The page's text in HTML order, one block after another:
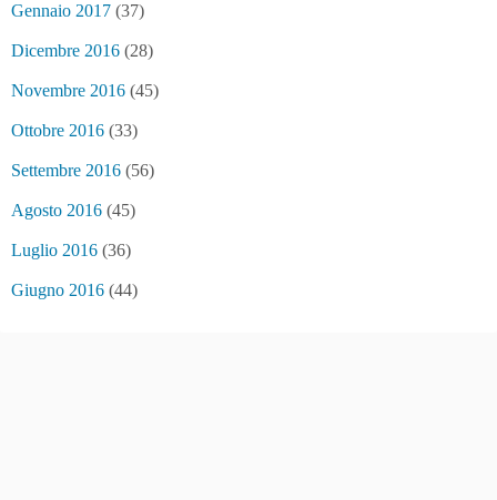
Gennaio 2017 (37)
Dicembre 2016 (28)
Novembre 2016 (45)
Ottobre 2016 (33)
Settembre 2016 (56)
Agosto 2016 (45)
Luglio 2016 (36)
Giugno 2016 (44)